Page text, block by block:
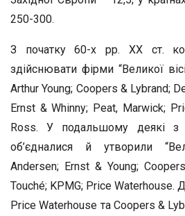
250-300.
З початку 60-х рр. ХХ ст.
здійснювати фірми “Великої
Arthur Young; Coopers & Lybrand;
Ernst & Whinny; Peat, Marwick;
Ross. У подальшому деякі з
об’єдналися й утворили
Andersen; Ernst & Young;
Touché; KPMG; Price Waterhouse.
Price Waterhouse та Coopers &